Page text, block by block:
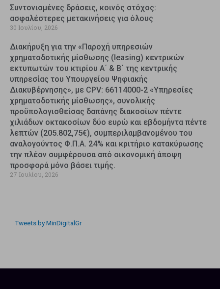
Συντονισμένες δράσεις, κοινός στόχος:
ασφαλέστερες μετακινήσεις για όλους
30 Ιουλίου, 2026
Διακήρυξη για την «Παροχή υπηρεσιών
χρηματοδοτικής μίσθωσης (leasing) κεντρικών
εκτυπωτών του κτιρίου Α΄ & Β΄ της κεντρικής
υπηρεσίας του Υπουργείου Ψηφιακής
Διακυβέρνησης», με CPV: 66114000-2 «Υπηρεσίες
χρηματοδοτικής μίσθωσης», συνολικής
προϋπολογισθείσας δαπάνης διακοσίων πέντε
χιλιάδων οκτακοσίων δύο ευρώ και εβδομήντα πέντε
λεπτών (205.802,75€), συμπεριλαμβανομένου του
αναλογούντος Φ.Π.Α. 24% και κριτήριο κατακύρωσης
την πλέον συμφέρουσα από οικονομική άποψη
προσφορά μόνο βάσει τιμής.
27 Ιουλίου, 2026
Tweets by MinDigitalGr